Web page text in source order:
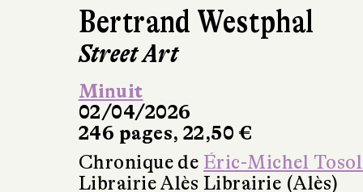
Bertrand Westphal
Street Art
Minuit
02/04/2026
246 pages, 22,50 €
Chronique de Éric-Michel
Librairie Alès Librairie (Alès)